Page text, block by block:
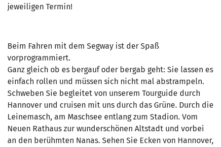
jeweiligen Termin!
Beim Fahren mit dem Segway ist der Spaß
vorprogrammiert.
Ganz gleich ob es bergauf oder bergab geht: Sie lassen es
einfach rollen und müssen sich nicht mal abstrampeln.
Schweben Sie begleitet von unserem Tourguide durch
Hannover und cruisen mit uns durch das Grüne. Durch die
Leinemasch, am Maschsee entlang zum Stadion. Vom
Neuen Rathaus zur wunderschönen Altstadt und vorbei
an den berühmten Nanas. Sehen Sie Ecken von Hannover,